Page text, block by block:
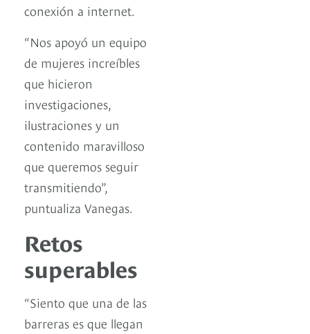
conexión a internet.
“Nos apoyó un equipo
de mujeres increíbles
que hicieron
investigaciones,
ilustraciones y un
contenido maravilloso
que queremos seguir
transmitiendo”,
puntualiza Vanegas.
Retos
superables
“Siento que una de las
barreras es que llegan